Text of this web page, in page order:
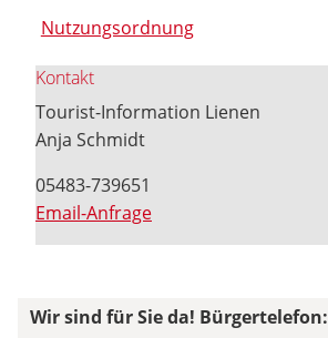
Nutzungsordnung
Kontakt
Tourist-Information Lienen
Anja Schmidt
05483-739651
Email-Anfrage
Wir sind für Sie da! Bürgertelefon: